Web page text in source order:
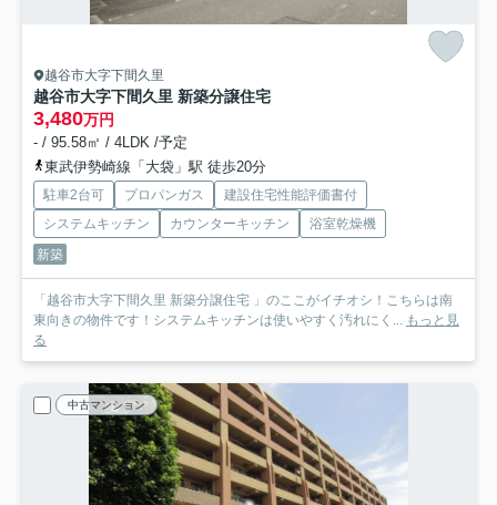
越谷市大字下間久里
越谷市大字下間久里 新築分譲住宅
3,480万円
- / 95.58㎡ / 4LDK /予定
東武伊勢崎線「大袋」駅 徒歩20分
駐車2台可 プロパンガス
建設住宅性能評価書付
システムキッチン
カウンターキッチン
浴室乾燥機
新築
「越谷市大字下間久里 新築分譲住宅 」のここがイチオシ！こちらは南
東向きの物件です！システムキッチンは使いやすく汚れにく...
もっと見
る
中古マンション